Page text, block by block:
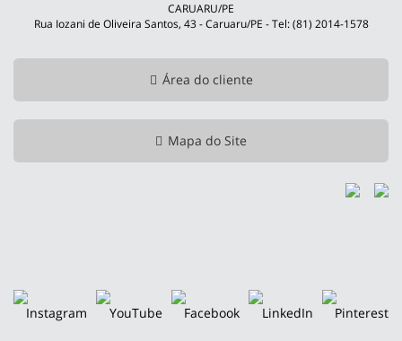
CARUARU/PE
Rua Iozani de Oliveira Santos, 43 - Caruaru/PE - Tel: (81) 2014-1578
Área do cliente
Mapa do Site